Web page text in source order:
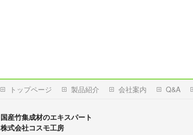
トップページ 製品紹介 会社案内 Q&A
国産竹集成材のエキスパート
株式会社コスモ工房